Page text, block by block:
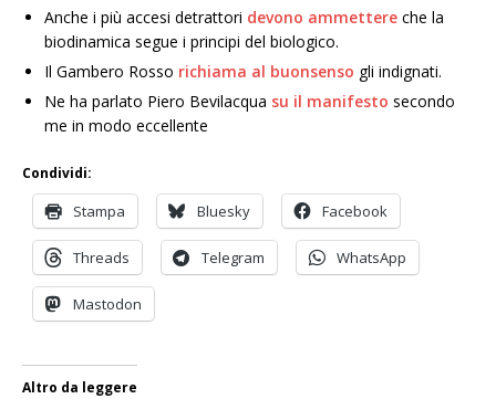
Anche i più accesi detrattori devono ammettere che la
biodinamica segue i principi del biologico.
Il Gambero Rosso richiama al buonsenso gli indignati.
Ne ha parlato Piero Bevilacqua su il manifesto secondo
me in modo eccellente
Condividi:
Stampa Bluesky Facebook
Threads Telegram WhatsApp
Mastodon
Altro da leggere